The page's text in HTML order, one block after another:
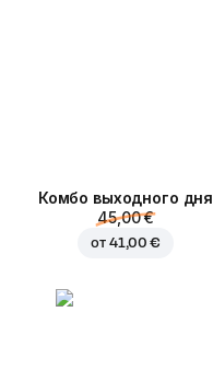
Комбо выходного дня
45,00 €
от 41,00 €